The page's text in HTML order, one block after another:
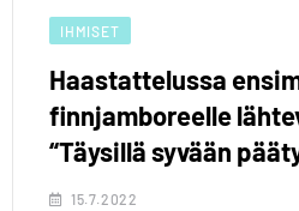
IHMISET
Haastattelussa
finnjamboreelle
“Täysillä syvään
15.7.2022